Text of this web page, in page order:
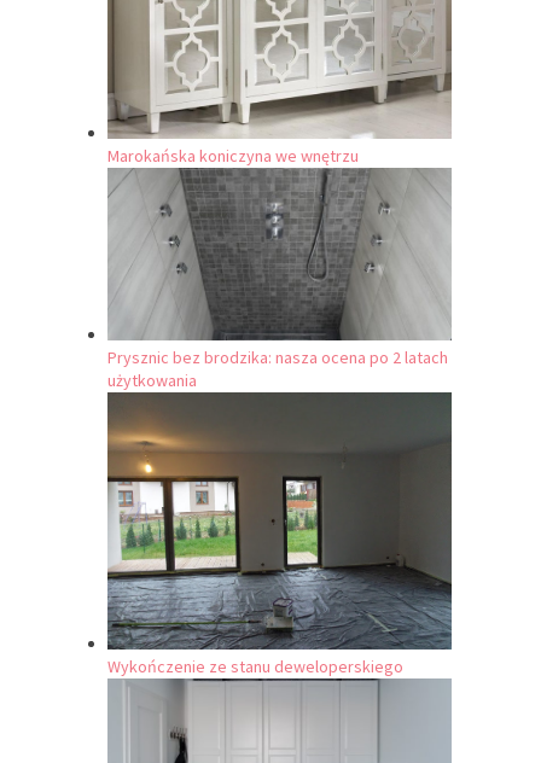
Marokańska koniczyna we wnętrzu
Prysznic bez brodzika: nasza ocena po 2 latach
użytkowania
Wykończenie ze stanu deweloperskiego